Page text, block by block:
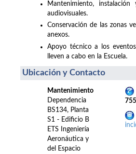
Mantenimiento,
audiovisuales.
Conservación de las zonas
anexos.
Apoyo técnico a los
lleven a cabo en la Escuela.
Ubicación y Contacto
Mantenimiento
Dependencia
BS134, Planta
S1 - Edificio B
ETS Ingeniería
Aeronáutica y
del Espacio